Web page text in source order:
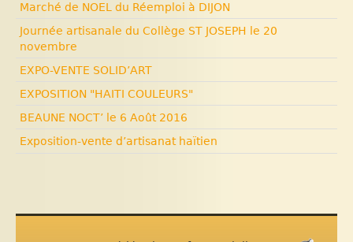
Marché de NOEL du Réemploi à DIJON
Journée artisanale du Collège ST JOSEPH le 20
novembre
EXPO-VENTE SOLID’ART
EXPOSITION "HAITI COULEURS"
BEAUNE NOCT’ le 6 Août 2016
Exposition-vente d’artisanat haïtien